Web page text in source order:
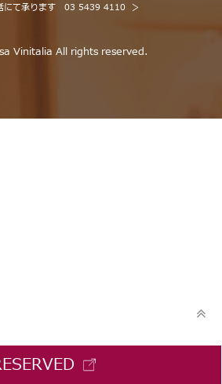
にて承ります 03 5439 4110
Vinitalia All rights reserved.